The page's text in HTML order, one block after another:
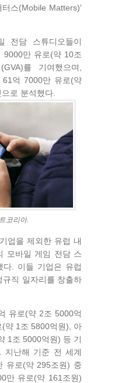
스(Mobile Matters)'
전담 스튜디오들이
9000만 유로(약 10조
를 기여했으며,
61억 7000만 유로(약
로 분석했다.
코리아.
업을 제외한 유럽 내
모바일 게임 전담 스
다. 이들 기업은 유럽
직 일자리를 창출하
유로(약 2조 5000억
약 1조 5800억원), 아
1조 5000억원) 등 기
지난해 기준 전 세계
유로(약 295조원) 중
만 유로(약 161조원)